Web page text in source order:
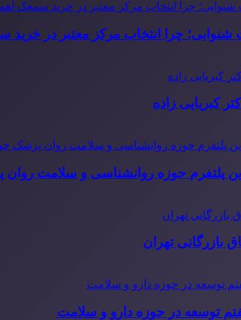
شنوایی؛ چرا انتخاب مرکز معتبر در
کبریایی زاده
پلتفرم حوزه روانشناسی و سلامت
بازرگانی تهران
توسعه در حوزه دارو و سلامت